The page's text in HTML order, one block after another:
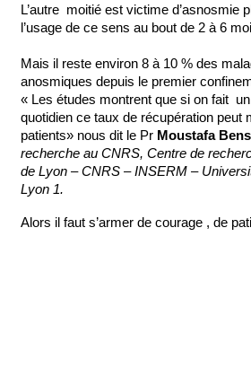
L’autre  moitié est victime d’asnosmie
l’usage de ce sens au bout de 2 à 6
Mais il reste environ 8 à 10 % des
anosmiques depuis le premier
« Les études montrent que si on fait
quotidien ce taux de récupération peut
patients» nous dit le Pr Moustafa
recherche au CNRS, Centre de
de Lyon – CNRS – INSERM –
Lyon 1.
Alors il faut s’armer de courage , de